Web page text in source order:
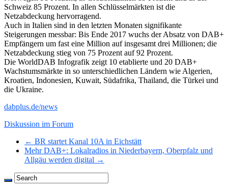
Schweiz 85 Prozent. In allen Schlüsselmärkten ist die
Netzabdeckung hervorragend.
Auch in Italien sind in den letzten Monaten signifikante
Steigerungen messbar: Bis Ende 2017 wuchs der Absatz von DAB+
Empfängern um fast eine Million auf insgesamt drei Millionen; die
Netzabdeckung stieg von 75 Prozent auf 92 Prozent.
Die WorldDAB Infografik zeigt 10 etablierte und 20 DAB+
Wachstumsmärkte in so unterschiedlichen Ländern wie Algerien,
Kroatien, Indonesien, Kuwait, Südafrika, Thailand, die Türkei und
die Ukraine.
dabplus.de/news
Diskussion im Forum
← BR startet Kanal 10A in Eichstätt
Mehr DAB+: Lokalradios in Niederbayern, Oberpfalz und
Allgäu werden digital →